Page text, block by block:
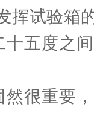
试验箱
五度之
很重要，